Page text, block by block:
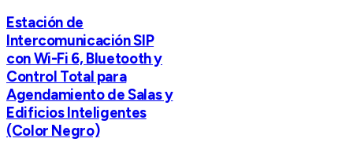
Estación de
Intercomunicación SIP
con Wi-Fi 6, Bluetooth y
Control Total para
Agendamiento de Salas y
Edificios Inteligentes
(Color Negro)